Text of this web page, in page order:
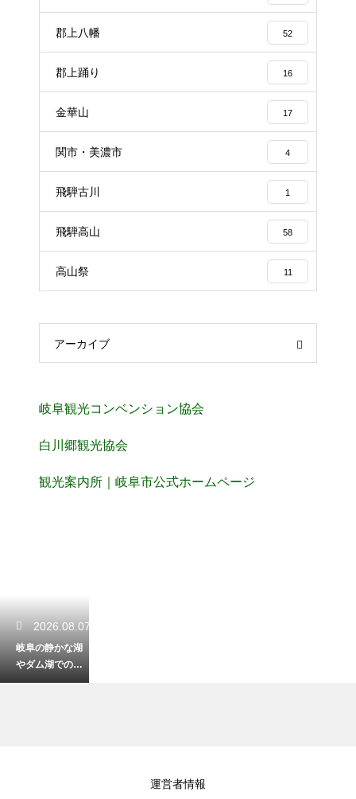
郡上八幡 52
郡上踊り 16
金華山 17
関市・美濃市 4
飛騨古川 1
飛騨高山 58
高山祭 11
アーカイブ
岐阜観光コンベンション協会
白川郷観光協会
観光案内所｜岐阜市公式ホームページ
2026.08.07
岐阜の静かな湖
やダム湖でのん
びり散策！水辺
運営者情報